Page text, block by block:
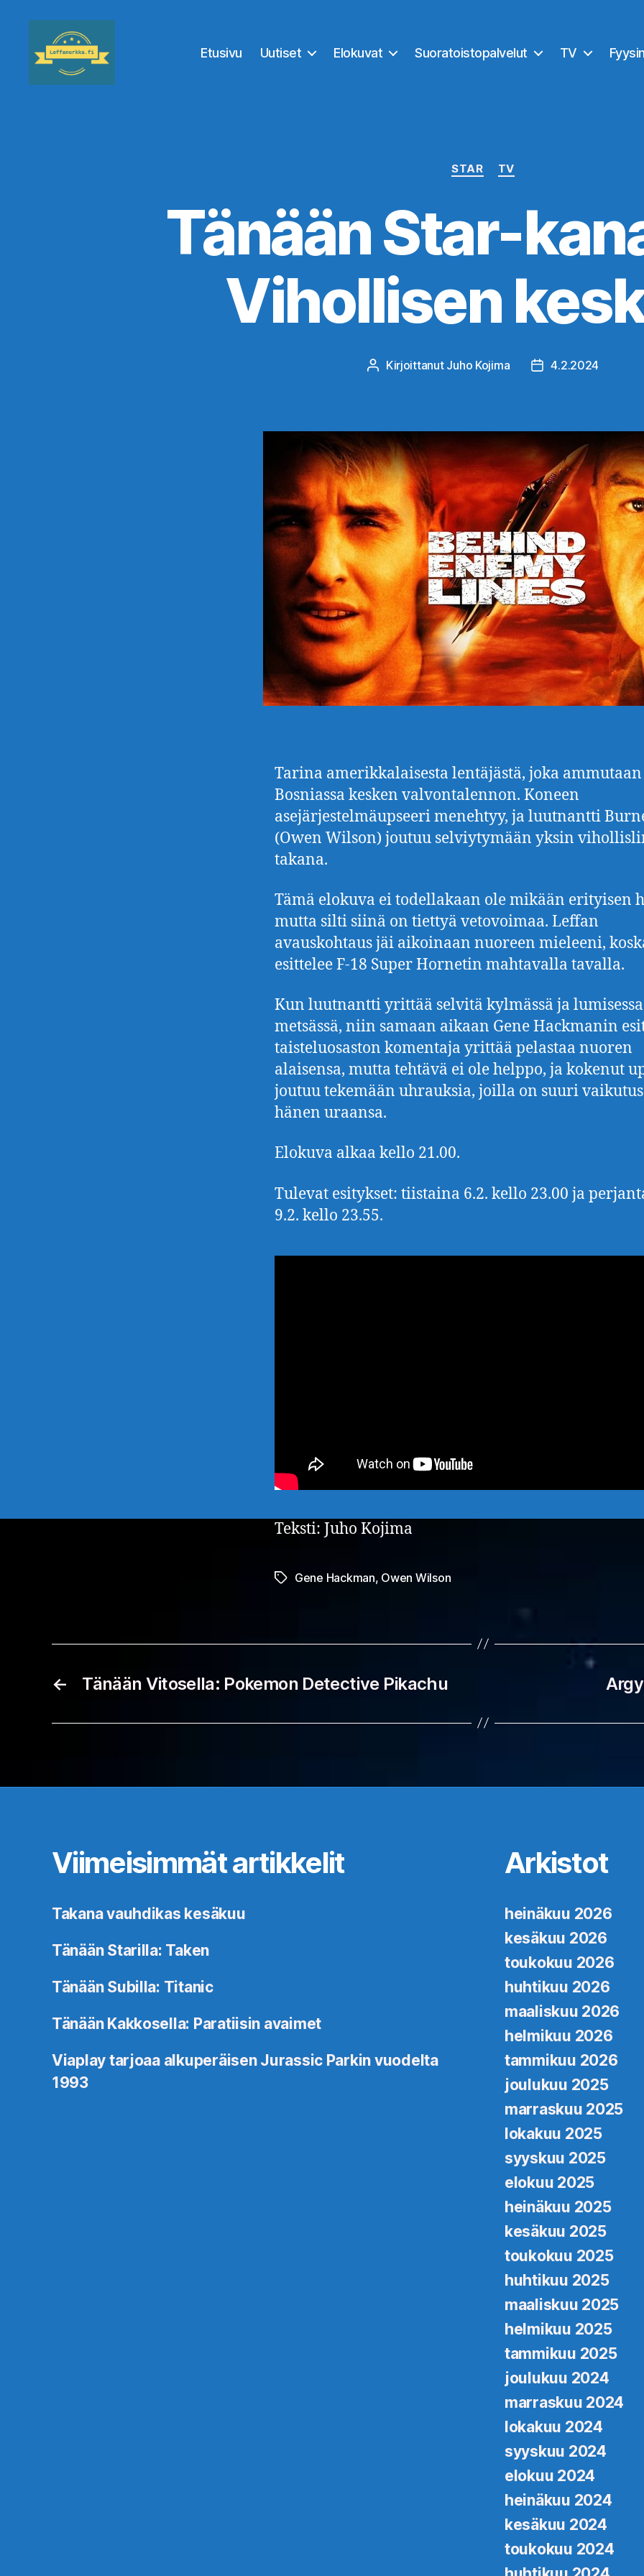
Etusivu Uutiset Elokuvat Suoratoistopalvelut TV
Kategoriat
STAR TV
Tänään Star-
Vihollisen
Kirjoittaja
Kirjoittanut Juho Kojima Julkaisupäivämäärä
4.2.2024
Tarina amerikkalaisesta lentäjästä, joka ammutaan
Bosniassa kesken valvontalennon. Koneen
asejärjestelmäupseeri menehtyy, ja luutnantti
(Owen Wilson) joutuu selviytymään yksin
takana.
Tämä elokuva ei todellakaan ole mikään erityisen
mutta silti siinä on tiettyä vetovoimaa. Leffan
avauskohtaus jäi aikoinaan nuoreen mieleeni,
esittelee F-18 Super Hornetin mahtavalla tavalla.
Kun luutnantti yrittää selvitä kylmässä ja lumisessa
metsässä, niin samaan aikaan Gene Hackmanin
taisteluosaston komentaja yrittää pelastaa nuoren
alaisensa, mutta tehtävä ei ole helppo, ja kokenut
joutuu tekemään uhrauksia, joilla on suuri vaikutus
hänen uraansa.
Elokuva alkaa kello 21.00.
Tulevat esitykset: tiistaina 6.2. kello 23.00 ja
9.2. kello 23.55.
Teksti: Juho Kojima
Avainsanat
Gene Hackman, Owen Wilson
← Tänään Vitosella: Pokemon Detective Pikachu
Viimeisimmät artikkelit
Takana vauhdikas kesäkuu
Tänään Starilla: Taken
Tänään Subilla: Titanic
Tänään Kakkosella: Paratiisin avaimet
Viaplay tarjoaa alkuperäisen Jurassic Parkin vuodelta
1993
Arkistot
heinäkuu 2026
kesäkuu 2026
toukokuu 2026
huhtikuu 2026
maaliskuu 2026
helmikuu 2026
tammikuu 2026
joulukuu 2025
marraskuu 2025
lokakuu 2025
syyskuu 2025
elokuu 2025
heinäkuu 2025
kesäkuu 2025
toukokuu 2025
huhtikuu 2025
maaliskuu 2025
helmikuu 2025
tammikuu 2025
joulukuu 2024
marraskuu 2024
lokakuu 2024
syyskuu 2024
elokuu 2024
heinäkuu 2024
kesäkuu 2024
toukokuu 2024